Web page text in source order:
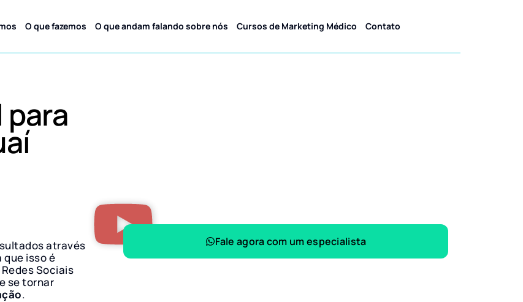
O que fazemos O que andam falando sobre nós Cursos de Marketing Médico Contato
através
que isso é
Sociais
e se tornar
.
Fale agora com um especialista